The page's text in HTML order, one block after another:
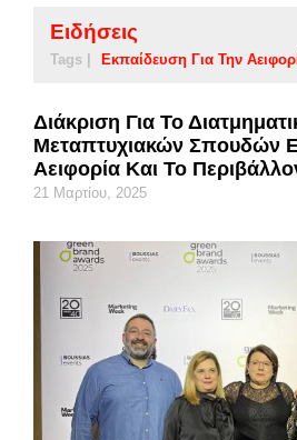
Ειδήσεις
Tags | Εκπαίδευση Για Την
Διάκριση Για Το
Μεταπτυχιακών Σπουδών
Αειφορία Και Το
21 Μαρτίου, 2025